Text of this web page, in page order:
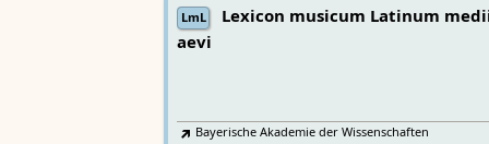
LmL
Lexicon musicum Latinum
aevi
Bayerische Akademie der Wissenschaften